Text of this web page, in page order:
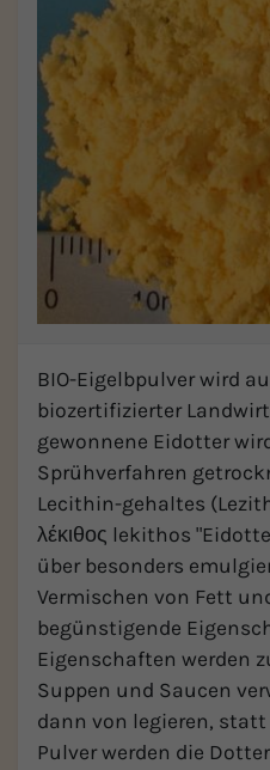
BIO-Eigelbpulver wird
biozertifizierter
gewonnene Eidotter
Sprühverfahren
Lecithin-gehaltes
λέκιθος lekithos
über besonders
Vermischen von Fett
begünstigende
Eigenschaften werden
Suppen und Saucen
dann von legieren,
Pulver werden die